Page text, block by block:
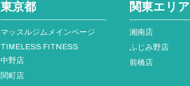
東京都
マッスルジムメインページ
TIMELESS FITNESS
中野店
関町店
関東エリア
湘南店
ふじみ野店
前橋店